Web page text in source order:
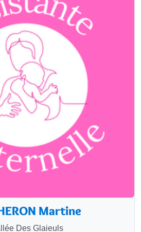
Martine
Des Glaieuls